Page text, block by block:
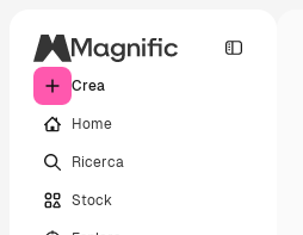
Crea
Home
Ricerca
Stock